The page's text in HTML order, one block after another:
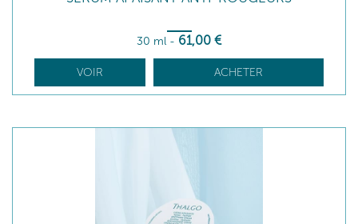
30 ml - 61,00 €
VOIR ACHETER